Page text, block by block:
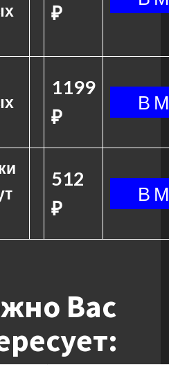
₽
1199
₽
512
₽
Вас